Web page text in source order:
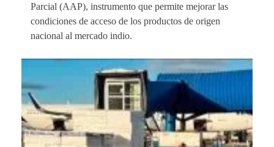
Parcial (AAP), instrumento que permite mejorar las
condiciones de acceso de los productos de origen
nacional al mercado indio.